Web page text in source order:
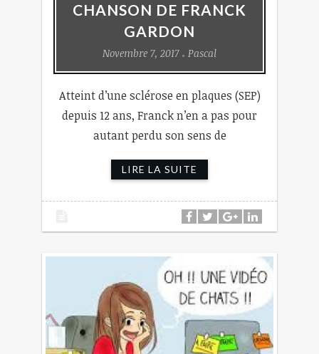
CHANSON DE FRANCK
GARDON
Novembre 7, 2017 Pascal
Atteint d’une sclérose en plaques (SEP)
depuis 12 ans, Franck n’en a pas pour
autant perdu son sens de
LIRE LA SUITE